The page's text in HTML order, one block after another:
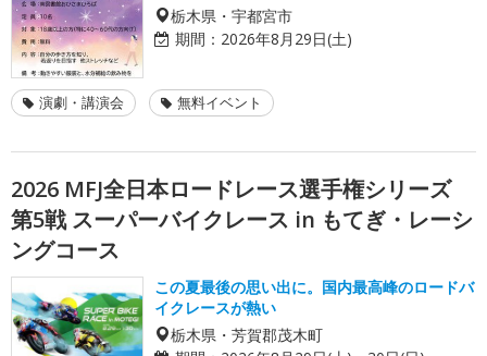
栃木県・宇都宮市
期間： 2026年8月29日(土)
演劇・講演会 無料イベント
2026 MFJ全日本ロードレース選手権シリーズ
第5戦 スーパーバイクレース in もてぎ・レーシ
ングコース
この夏最後の思い出に。国内最高峰のロードバ
イクレースが熱い
栃木県・芳賀郡茂木町